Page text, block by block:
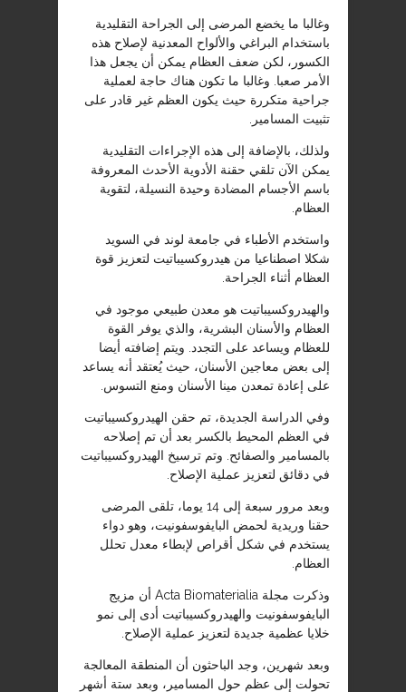
وغالبا ما يخضع المرضى إلى الجراحة التقليدية
باستخدام البراغي والألواح المعدنية لإصلاح هذه
الكسور، لكن ضعف العظام يمكن أن يجعل هذا
الأمر صعبا. وغالبا ما تكون هناك حاجة لعملية
جراحية متكررة حيث يكون العظم غير قادر على
تثبيت المسامير.
ولذلك، بالإضافة إلى هذه الإجراءات التقليدية
يمكن الآن تلقي حقنة الأدوية الأحدث المعروفة
باسم الأجسام المضادة وحيدة النسيلة، لتقوية
العظام.
واستخدم الأطباء في جامعة لوند في السويد
شكلا اصطناعيا من هيدروكسيباتيت لتعزيز قوة
العظام أثناء الجراحة.
والهيدروكسيباتيت هو معدن طبيعي موجود في
العظام والأسنان البشرية، والذي يوفر القوة
للعظام ويساعد على التجدد. ويتم إضافته أيضا
إلى بعض معاجين الأسنان، حيث يُعتقد أنه يساعد
على إعادة تمعدن مينا الأسنان ومنع التسوس.
وفي الدراسة الجديدة، تم حقن الهيدروكسيباتيت
في العظم المحيط بالكسر بعد أن تم إصلاحه
بالمسامير والصفائح. وتم ترسيخ الهيدروكسيباتيت
في دقائق لتعزيز عملية الإصلاح.
وبعد مرور سبعة إلى 14 يوما، تلقى المرضى
حقنا وريدية لحمض البايفوسفونيت، وهو دواء
يستخدم في شكل أقراص لإبطاء معدل تحلل
العظام.
وذكرت مجلة Acta Biomaterialia أن مزيج
البايفوسفونيت والهيدروكسيباتيت أدى إلى نمو
خلايا عظمية جديدة لتعزيز عملية الإصلاح.
وبعد شهرين، وجد الباحثون أن المنطقة المعالجة
تحولت إلى عظم حول المسامير، وبعد ستة أشهر